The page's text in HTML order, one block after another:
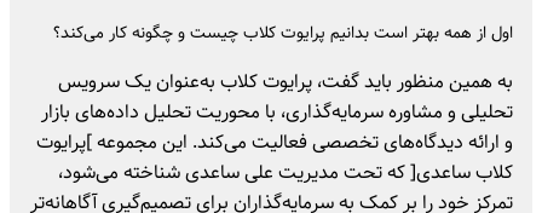
اول از همه بهتر است بدانیم پرایوت کلاب چیست و چگونه کار می‌کند؟
به همین منظور باید گفت، پرایوت کلاب به‌عنوان یک سرویس
تحلیلی و مشاوره سرمایه‌گذاری، با محوریت تحلیل داده‌های بازار
و ارائه دیدگاه‌های تخصصی فعالیت می‌کند. این مجموعه ]پرایوت
کلاب ساعدی[ که تحت مدیریت علی ساعدی شناخته می‌شود،
تمرکز خود را بر کمک به سرمایه‌گذاران برای تصمیم‌گیری آگاهانه‌تر